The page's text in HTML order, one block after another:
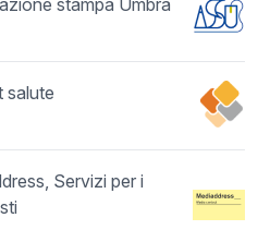
stampa Umbra
salute
Servizi per i